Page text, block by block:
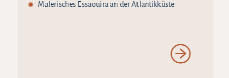
Malerisches Essaouira an der Atlantikküste